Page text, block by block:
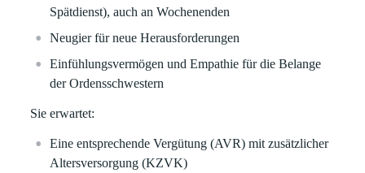
Spätdienst), auch an Wochenenden
Neugier für neue Herausforderungen
Einfühlungsvermögen und Empathie für die Belange
der Ordensschwestern
Sie erwartet:
Eine entsprechende Vergütung (AVR) mit zusätzlicher
Altersversorgung (KZVK)